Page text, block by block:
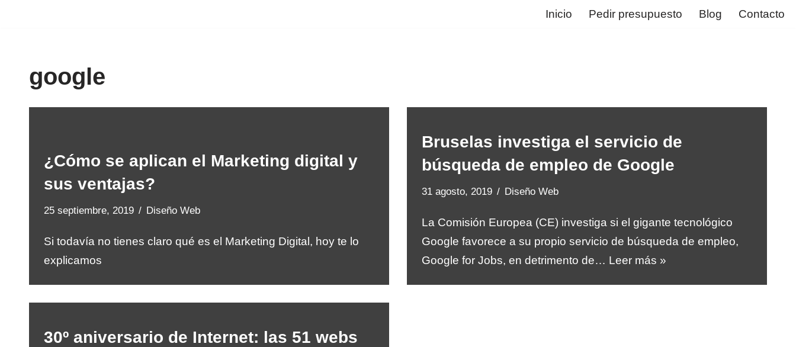
contenido
Inicio Pedir presupuesto Blog Contacto
google
¿Cómo se aplican el Marketing digital y
sus ventajas?
25 septiembre, 2019 Diseño Web
Si todavía no tienes claro qué es el Marketing Digital, hoy te lo
explicamos
Bruselas investiga el servicio de
búsqueda de empleo de Google
31 agosto, 2019 Diseño Web
La Comisión Europea (CE) investiga si el gigante tecnológico
Google favorece a su propio servicio de búsqueda de empleo,
Google for Jobs, en detrimento de… Leer más »
30º aniversario de Internet: las 51 webs